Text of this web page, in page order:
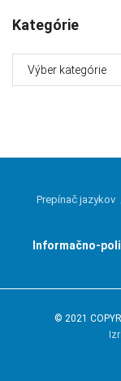
Kategórie
Prepínač jazykov
Informačno-
© 2021